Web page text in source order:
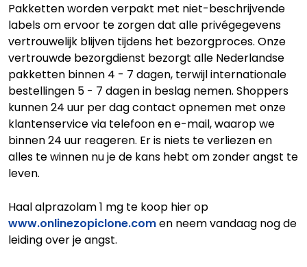
Pakketten worden verpakt met niet-beschrijvende
labels om ervoor te zorgen dat alle privégegevens
vertrouwelijk blijven tijdens het bezorgproces. Onze
vertrouwde bezorgdienst bezorgt alle Nederlandse
pakketten binnen 4 - 7 dagen, terwijl internationale
bestellingen 5 - 7 dagen in beslag nemen. Shoppers
kunnen 24 uur per dag contact opnemen met onze
klantenservice via telefoon en e-mail, waarop we
binnen 24 uur reageren. Er is niets te verliezen en
alles te winnen nu je de kans hebt om zonder angst te
leven.
Haal alprazolam 1 mg te koop hier op
www.onlinezopiclone.comen neem vandaag nog de
leiding over je angst.